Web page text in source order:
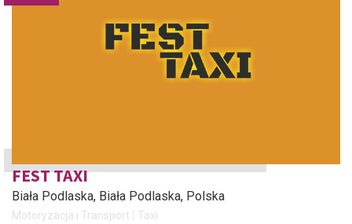
FEST TAXI
Biała Podlaska, Biała Podlaska, Polska
Motoryzacja i Transport Taxi